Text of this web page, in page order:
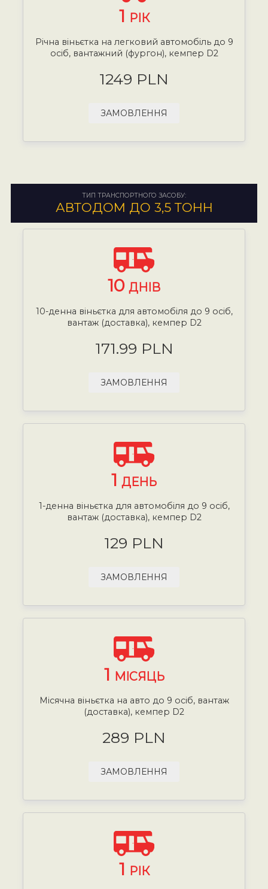
1 РІК
Річна віньєтка на легковий автомобіль до 9
осіб, вантажний (фургон), кемпер D2
1249 PLN
ЗАМОВЛЕННЯ
ТИП ТРАНСПОРТНОГО ЗАСОБУ:
АВТОДОМ ДО 3,5 ТОНН
10 ДНІВ
10-денна віньєтка для автомобіля до 9 осіб,
вантаж (доставка), кемпер D2
171.99 PLN
ЗАМОВЛЕННЯ
1 ДЕНЬ
1-денна віньєтка для автомобіля до 9 осіб,
вантаж (доставка), кемпер D2
129 PLN
ЗАМОВЛЕННЯ
1 МІСЯЦЬ
Місячна віньєтка на авто до 9 осіб, вантаж
(доставка), кемпер D2
289 PLN
ЗАМОВЛЕННЯ
1 РІК